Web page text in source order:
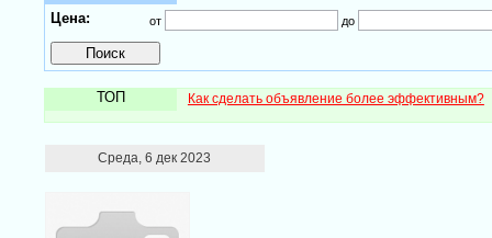
Цена:
от до
ТОП Как сделать объявление более эффективным?
Среда, 6 дек 2023